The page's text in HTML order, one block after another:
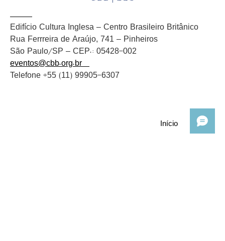
Edifício Cultura Inglesa – Centro Brasileiro Britânico
Rua Ferrreira de Araújo, 741 – Pinheiros
São Paulo/SP – CEP.: 05428-002
eventos@cbb.org.br
Telefone +55 (11) 99905-6307
Início